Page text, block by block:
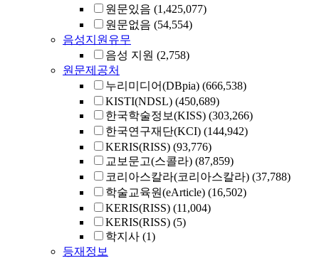
원문있음 (1,425,077)
원문없음 (54,554)
음성지원유무
음성 지원 (2,758)
원문제공처
누리미디어(DBpia) (666,538)
KISTI(NDSL) (450,689)
한국학술정보(KISS) (303,266)
한국연구재단(KCI) (144,942)
KERIS(RISS) (93,776)
교보문고(스콜라) (87,859)
코리아스칼라(코리아스칼라) (37,788)
학술교육원(eArticle) (16,502)
KERIS(RISS) (11,004)
KERIS(RISS) (5)
학지사 (1)
등재정보